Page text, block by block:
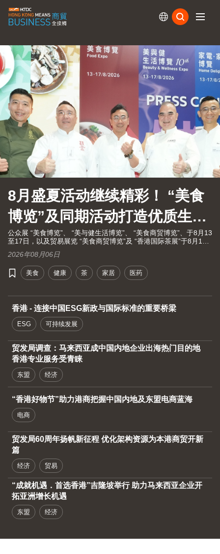
8月盛夏活动继续精彩！ “美食
博览”及同期活动打造优质生活
大健康之旅！
公众展 “美食博览”、 “美与健生活博览”、 “美食商贸博览”、于8月13
至17日，以及贸易展览 “美食商贸博览”及 “香港国际茶展”于8月13
人士及持票公众进场。由现代化中医药国际协会联同香港贸发局及
十大科研机构携手举办的国际现代化中医药及健康产品会议（中医
药会议）亦于8月13至15日举行。
2026年08月06日
美食 健康 茶 家居 医药
香港 - 连接中国ESG新政与国际标准的重要桥梁
ESG 可持续发展
贸发局调查：马来西亚成中国内地企业出海热门目的地
香港专业服务受青睐
东盟 经济
“香港好物节”助力港商把握中国内地及东盟电商蓝海
电商
贸发局60周年扬帆新征程 优化架构资源为本港商贸开新
篇
经济 贸易
“成就机遇．首选香港”吉隆坡举行 助力马来西亚企业开
拓亚洲增长机遇
东盟 经济